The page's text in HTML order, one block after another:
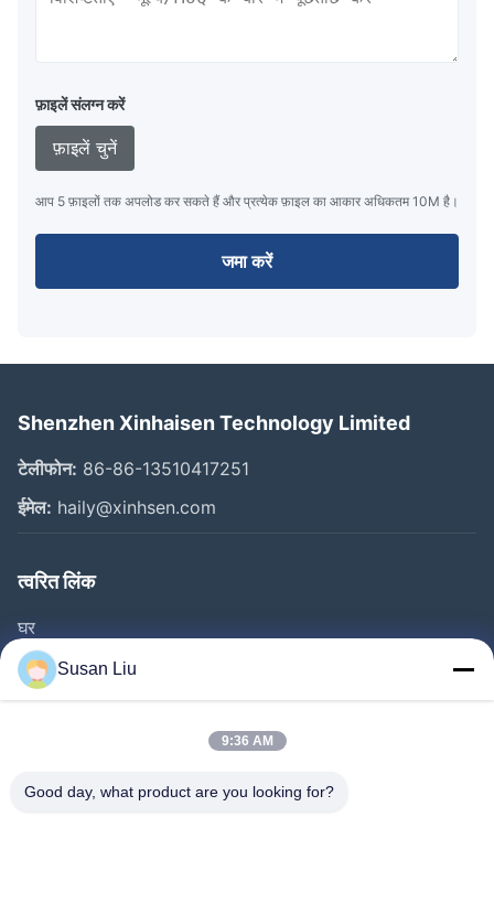
फ़ाइलें संलग्न करें
फ़ाइलें चुनें
आप 5 फ़ाइलों तक अपलोड कर सकते हैं और प्रत्येक फ़ाइल का आकार अधिकतम 10M है।
जमा करें
Shenzhen Xinhaisen Technology Limited
टेलीफोन: 86-86-13510417251
ईमेल: haily@xinhsen.com
त्वरित लिंक
घर
उत्पाद
वीडियो
फैक्टरी यात्रा
Susan Liu
9:36 AM
Good day, what product are you looking for?